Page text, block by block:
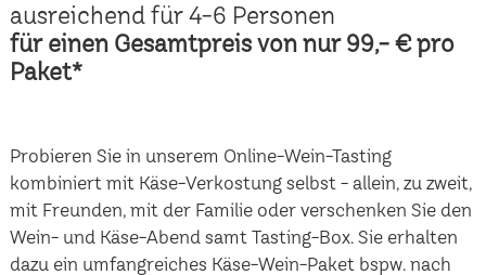
ausreichend für 4-6 Personen
für einen Gesamtpreis von nur 99,- € pro
Paket*
Probieren Sie in unserem Online-Wein-Tasting
kombiniert mit Käse-Verkostung selbst - allein, zu zweit,
mit Freunden, mit der Familie oder verschenken Sie den
Wein- und Käse-Abend samt Tasting-Box. Sie erhalten
dazu ein umfangreiches Käse-Wein-Paket bspw. nach